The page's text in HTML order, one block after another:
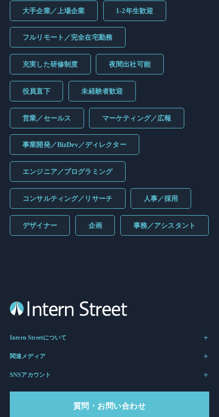
大手企業／上場企業 1-2年生歓迎
フルリモート／完全在宅勤務
充実した研修制度 夜間出社可能
役員直下 未経験者歓迎
営業／セールス マーケティング／広報
事業開発／BizDev／ディレクター
エンジニア／プログラミング
コンサルティング／リサーチ 人事／採用
デザイナー 企画 事務／アシスタント
Intern Streetについて
関連メディア
SNSアカウント
質問・お問い合わせ